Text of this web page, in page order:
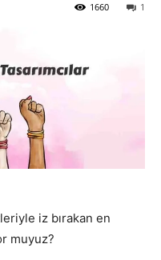
1
1660
iz bırakan en
muyuz?